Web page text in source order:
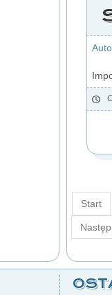
Start